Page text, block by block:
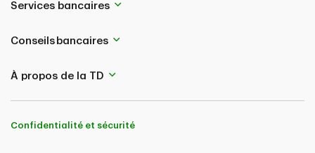
Services bancaires
Conseils bancaires
À propos de la TD
Confidentialité et sécurité